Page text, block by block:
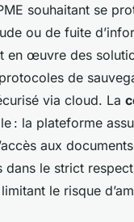
souhaitant se
ou de fuite
en œuvre des
de
via cloud. La
: la plateforme
aux
dans le strict
le risque